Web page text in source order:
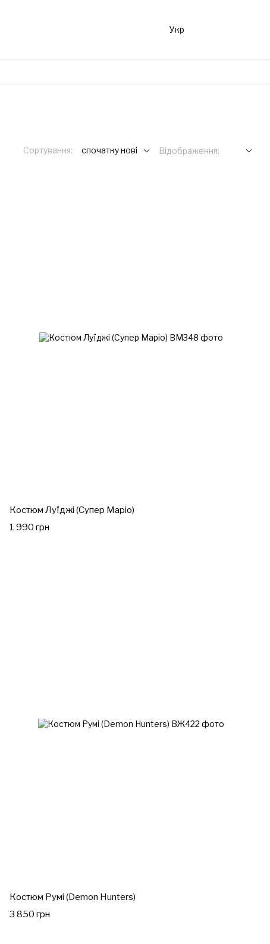
Укр
Сортування: спочатку нові Відображення:
Костюм Луїджі (Супер Маріо)
1 990 грн
Костюм Румі (Demon Hunters)
3 850 грн